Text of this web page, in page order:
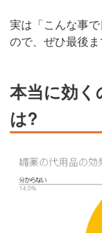
実は「こんな事
ので、ぜひ最後
本当に効く
は?